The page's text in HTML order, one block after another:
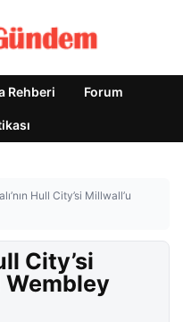
Rehberi Forum
Hull City’si Millwall’u
City’si
Wembley